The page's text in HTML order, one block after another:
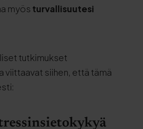
myös turvallisuutesi
tutkimukset
viittaavat siihen, että tämä